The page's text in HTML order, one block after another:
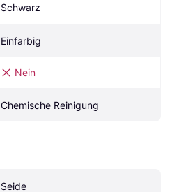
Schwarz
Einfarbig
Nein
Chemische Reinigung
Seide